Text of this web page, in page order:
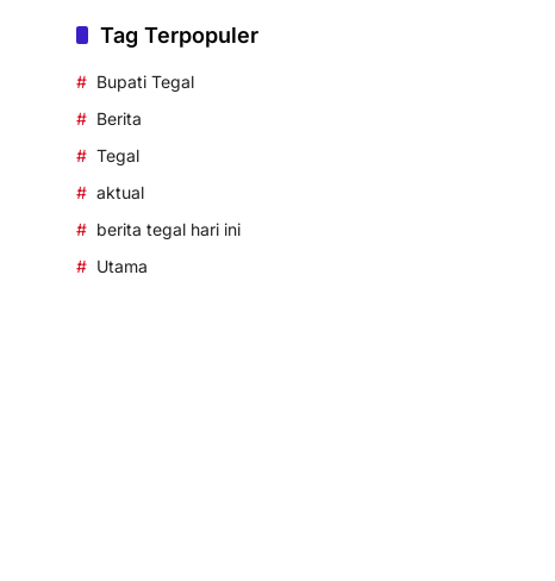
Tag Terpopuler
Bupati Tegal
Berita
Tegal
aktual
berita tegal hari ini
Utama